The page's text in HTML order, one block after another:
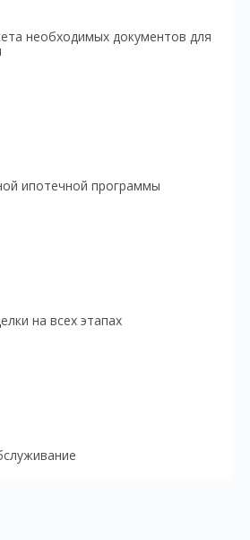
необходимых документов для
ипотечной программы
на всех этапах